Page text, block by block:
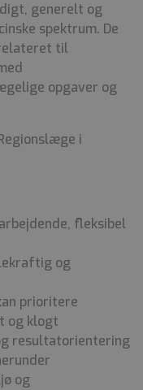
generelt og
spektrum. De
til
opgaver og
i
fleksibel
og
prioritere
og klogt
resultatorientering
og